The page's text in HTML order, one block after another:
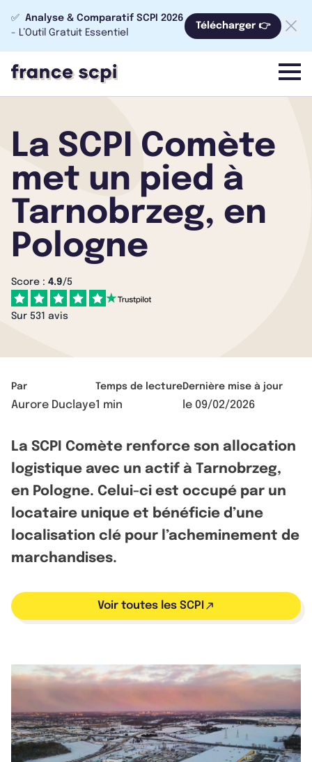
✅ Analyse & Comparatif SCPI 2026
- L’Outil Gratuit Essentiel
Télécharger 👉
menu
La SCPI Comète
met un pied à
Tarnobrzeg, en
Pologne
Score : 4.9/5
Sur 531 avis
Par
Aurore Duclaye
Temps de lecture
1 min
Dernière mise à jour
le 09/02/2026
La SCPI Comète renforce son allocation
logistique avec un actif à Tarnobrzeg,
en Pologne. Celui-ci est occupé par un
locataire unique et bénéficie d’une
localisation clé pour l’acheminement de
marchandises.
Voir toutes les SCPI